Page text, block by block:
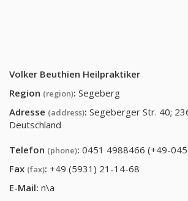
Volker Beuthien Heilpraktiker
Region (region): Segeberg
Adresse (address): Segeberger Str. 40;
Deutschland
Telefon (phone): 0451 4988466 (+49-
Fax (fax): +49 (5931) 21-14-68
E-Mail: n\a